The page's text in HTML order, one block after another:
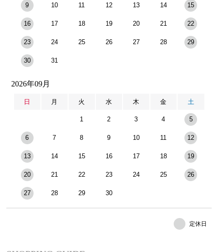
9 10 11 12 13 14 15
16 17 18 19 20 21 22
23 24 25 26 27 28 29
30 31
2026年09月
日 月 火 水 木 金 土
1 2 3 4 5
6 7 8 9 10 11 12
13 14 15 16 17 18 19
20 21 22 23 24 25 26
27 28 29 30
定休日